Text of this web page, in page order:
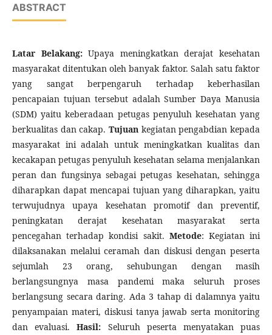
ABSTRACT
Latar Belakang:Upaya meningkatkan derajat kesehatan
masyarakat ditentukan oleh banyak faktor. Salah satu faktor
yang sangat berpengaruh terhadap keberhasilan
pencapaian tujuan tersebut adalah Sumber Daya Manusia
(SDM) yaitu keberadaan petugas penyuluh kesehatan yang
berkualitas dan cakap. Tujuan kegiatan pengabdian kepada
masyarakat ini adalah untuk meningkatkan kualitas dan
kecakapan petugas penyuluh kesehatan selama menjalankan
peran dan fungsinya sebagai petugas kesehatan, sehingga
diharapkan dapat mencapai tujuan yang diharapkan, yaitu
terwujudnya upaya kesehatan promotif dan preventif,
peningkatan derajat kesehatan masyarakat serta
pencegahan terhadap kondisi sakit. Metode: Kegiatan ini
dilaksanakan melalui ceramah dan diskusi dengan peserta
sejumlah 23 orang, sehubungan dengan masih
berlangsungnya masa pandemi maka seluruh proses
berlangsung secara daring. Ada 3 tahap di dalamnya yaitu
penyampaian materi, diskusi tanya jawab serta monitoring
dan evaluasi.Hasil: Seluruh peserta menyatakan puas